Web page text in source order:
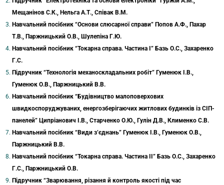
Мещанінов С.К., Нельга А.Т., Співак В.М.
Навчальний посібник “Основи слюсарної справи” Попов А.Ф., Пахар
Т.В., Паржницький О.В., Шулепіна Г.Ю.
Навчальний посібник “Токарна справа. Частина І” Базь О.С., Захаренко
Г.С.
Підручник “Технологія механоскладальних робіт” Гуменюк І.В.,
Гуменюк О.В., Паржницький В.В.
Навчальний посібник “Будівництво малоповерхових
швидкоспоруджуваних, енергозберігаючих житлових будинків із СІП-
панелей” Ципріанович І.В., Старченко О.Ю., Гулін Д.В., Клименко С.В.
Навчальний посібник “Види з’єднань” Гуменюк І.В., Гуменюк О.В.,
Паржницький В.В.
Навчальний посібник “Токарна справа. Частина ІІ” Базь О.С., Захаренко
Г.С., Паржницький О.В.
Підручник “Зварювання, різання й контроль якості під час